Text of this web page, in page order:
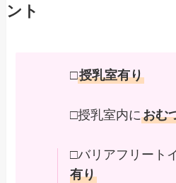
ント
□授乳室有り
□授乳室内におむ
□バリアフリート
有り